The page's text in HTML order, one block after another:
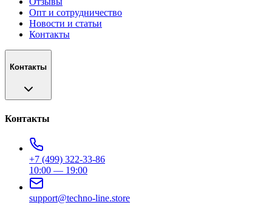
Опт и сотрудничество
Новости и статьи
Контакты
Контакты
Контакты
+7 (499) 322-33-86
10:00 — 19:00
support@techno-line.store